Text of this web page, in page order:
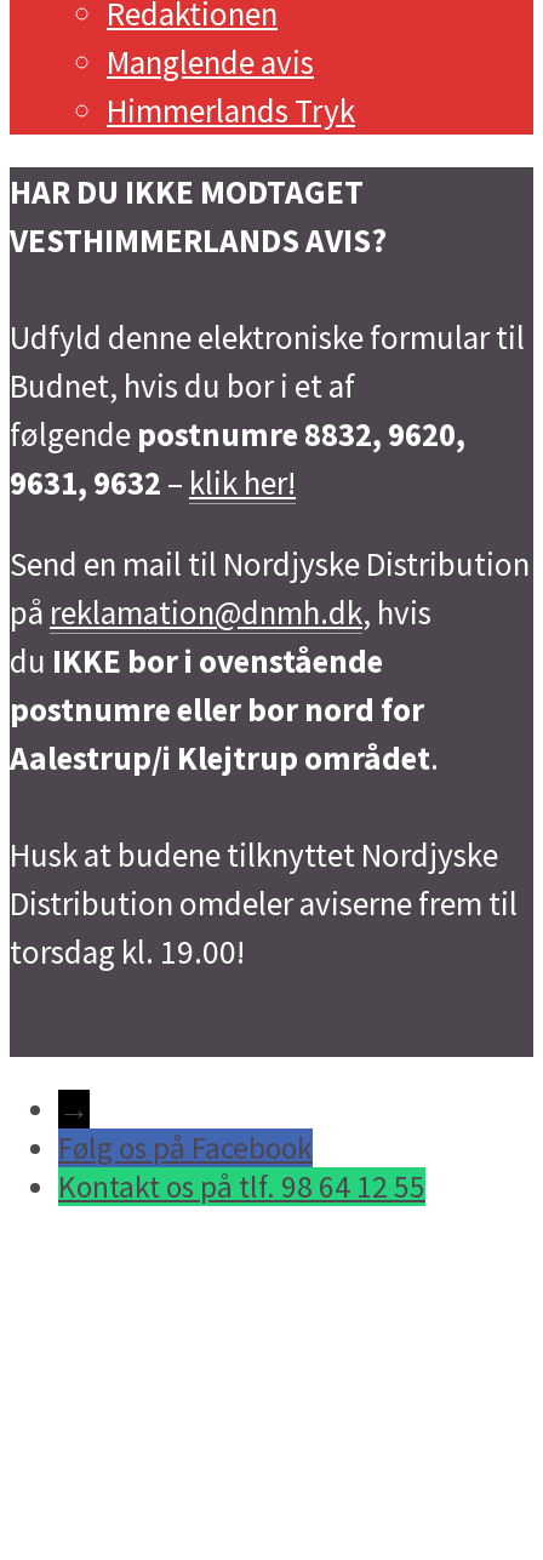
Redaktionen
Manglende avis
Himmerlands Tryk
HAR DU IKKE MODTAGET
VESTHIMMERLANDS AVIS?
Udfyld denne elektroniske formular til
Budnet, hvis du bor i et af
følgende postnumre 8832, 9620,
9631, 9632 – klik her!
Send en mail til Nordjyske Distribution
på reklamation@dnmh.dk, hvis
du IKKE bor i ovenstående
postnumre eller bor nord for
Aalestrup/i Klejtrup området.
Husk at budene tilknyttet Nordjyske
Distribution omdeler aviserne frem til
torsdag kl. 19.00!
→
Følg os på Facebook
Kontakt os på tlf. 98 64 12 55